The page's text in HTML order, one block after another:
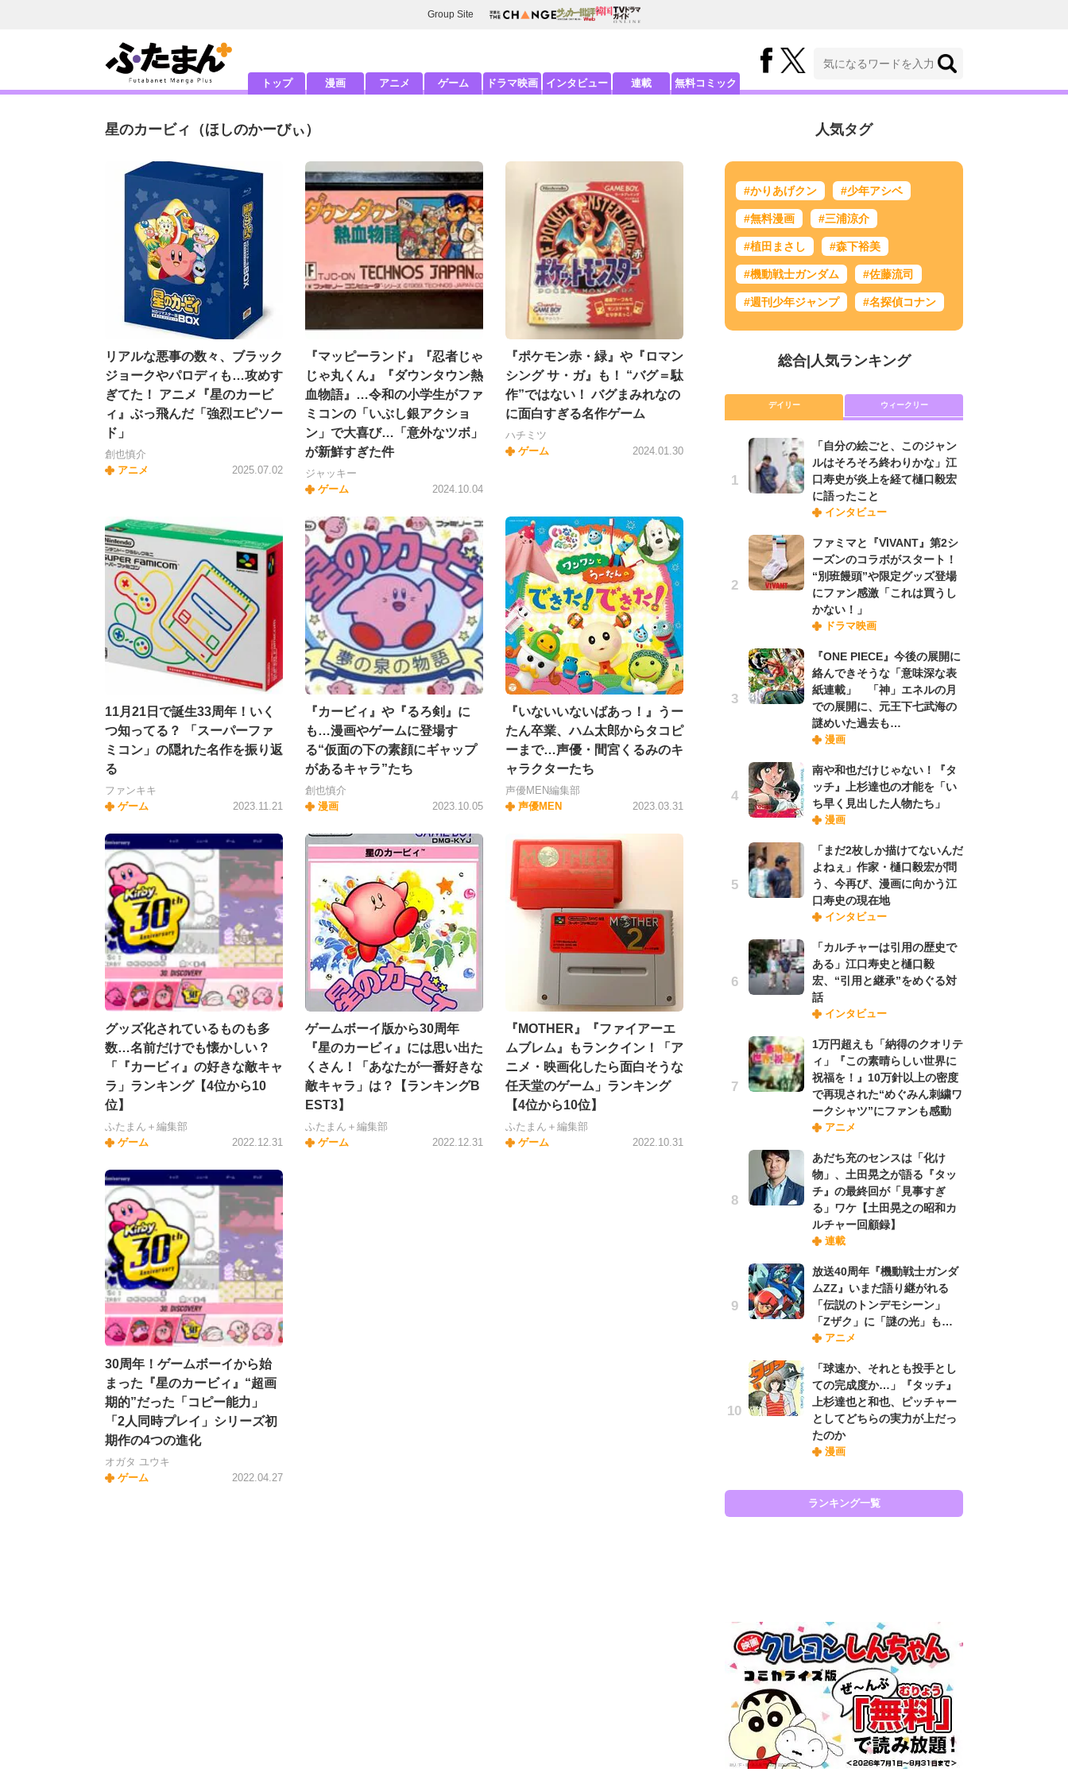
Group Site
トップ 漫画 アニメ ゲーム ドラマ映画 インタビュー 連載 無料コミック
星のカービィ （ほしのかーびぃ）
リアルな悪事の数々、ブラック
ジョークやパロディも…攻めす
ぎてた！ アニメ『星のカービ
ィ』ぶっ飛んだ「強烈エピソー
ド」
創也慎介
アニメ
2025.07.02
『マッピーランド』『忍者じゃ
じゃ丸くん』『ダウンタウン熱
血物語』…令和の小学生がファ
ミコンの「いぶし銀アクショ
ン」で大喜び…「意外なツボ」
が新鮮すぎた件
ジャッキー
ゲーム
2024.10.04
『ポケモン赤・緑』や『ロマン
シング サ・ガ』も！ “バグ＝駄
作”ではない！ バグまみれなの
に面白すぎる名作ゲーム
ハチミツ
ゲーム
2024.01.30
11月21日で誕生33周年！いく
つ知ってる？ 「スーパーファ
ミコン」の隠れた名作を振り返
る
ファンキキ
ゲーム
2023.11.21
『カービィ』や『るろ剣』に
も…漫画やゲームに登場す
る“仮面の下の素顔にギャップ
があるキャラ”たち
創也慎介
漫画
2023.10.05
『いないいないばあっ！』うー
たん卒業、ハム太郎からタコピ
ーまで…声優・間宮くるみのキ
ャラクターたち
声優MEN編集部
声優MEN
2023.03.31
グッズ化されているものも多
数…名前だけでも懐かしい？
「『カービィ』の好きな敵キャ
ラ」ランキング【4位から10
位】
ふたまん＋編集部
ゲーム
2022.12.31
ゲームボーイ版から30周年
『星のカービィ』には思い出た
くさん！「あなたが一番好きな
敵キャラ」は？【ランキングB
EST3】
ふたまん＋編集部
ゲーム
2022.12.31
『MOTHER』『ファイアーエ
ムブレム』もランクイン！「ア
ニメ・映画化したら面白そうな
任天堂のゲーム」ランキング
【4位から10位】
ふたまん＋編集部
ゲーム
2022.10.31
30周年！ゲームボーイから始
まった『星のカービィ』“超画
期的”だった「コピー能力」
「2人同時プレイ」シリーズ初
期作の4つの進化
オガタ ユウキ
ゲーム
2022.04.27
人気タグ
#かりあげクン #少年アシベ
#無料漫画 #三浦涼介
#植田まさし #森下裕美
#機動戦士ガンダム #佐藤流司
#週刊少年ジャンプ #名探偵コナン
総合| 人気ランキング
デイリー ウィークリー
「自分の絵ごと、このジャン
ルはそろそろ終わりかな」江
口寿史が炎上を経て樋口毅宏
に語ったこと
インタビュー
ファミマと『VIVANT』第2シ
ーズンのコラボがスタート！
“別班饅頭”や限定グッズ登場
にファン感激「これは買うし
かない！」
ドラマ映画
『ONE PIECE』今後の展開に
絡んできそうな「意味深な表
紙連載」 「神」エネルの月
での展開に、元王下七武海の
謎めいた過去も…
漫画
南や和也だけじゃない！『タ
ッチ』上杉達也の才能を「い
ち早く見出した人物たち」
漫画
「まだ2枚しか描けてないんだ
よねぇ」作家・樋口毅宏が問
う、今再び、漫画に向かう江
口寿史の現在地
インタビュー
「カルチャーは引用の歴史で
ある」江口寿史と樋口毅
宏、“引用と継承”をめぐる対
話
インタビュー
1万円超えも「納得のクオリテ
ィ」『この素晴らしい世界に
祝福を！』10万針以上の密度
で再現された“めぐみん刺繍ワ
ークシャツ”にファンも感動
アニメ
あだち充のセンスは「化け
物」、土田晃之が語る『タッ
チ』の最終回が「見事すぎ
る」ワケ【土田晃之の昭和カ
ルチャー回顧録】
連載
放送40周年『機動戦士ガンダ
ムZZ』いまだ語り継がれる
「伝説のトンデモシーン」
「Zザク」に「謎の光」も…
アニメ
「球速か、それとも投手とし
ての完成度か…」『タッチ』
上杉達也と和也、ピッチャー
としてどちらの実力が上だっ
たのか
漫画
ランキング一覧